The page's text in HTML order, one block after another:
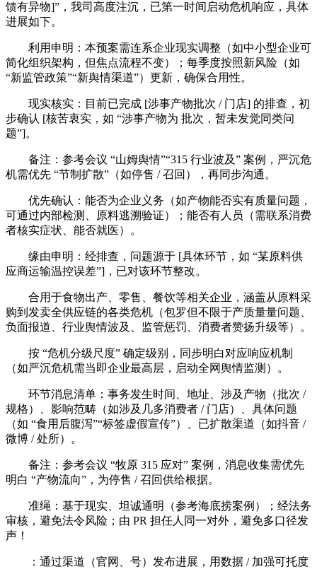
馈有异物]”，我司高度注沉，已第一时间启动危机响应，具体
进展如下。
利用申明：本预案需连系企业现实调整（如中小型企业可
简化组织架构，但焦点流程不变）；每季度按照新风险（如
“新监管政策”“新舆情渠道”）更新，确保合用性。
现实核实：目前已完成 [涉事产物批次 / 门店] 的排查，初
步确认 [核苦衷实，如 “涉事产物为 批次，暂未发觉同类问
题”]。
备注：参考会议 “山姆舆情”“315 行业波及” 案例，严沉危
机需优先 “节制扩散”（如停售 / 召回），再同步沟通。
优先确认：能否为企业义务（如产物能否实有质量问题，
可通过内部检测、原料逃溯验证）；能否有人员（需联系消费
者核实症状、能否就医）。
缘由申明：经排查，问题源于 [具体环节，如 “某原料供
应商运输温控误差”]，已对该环节整改。
合用于食物出产、零售、餐饮等相关企业，涵盖从原料采
购到发卖全供应链的各类危机（包罗但不限于产质量量问题、
负面报道、行业舆情波及、监管惩罚、消费者赞扬升级等）。
按 “危机分级尺度” 确定级别，同步明白对应响应机制
（如严沉危机需当即企业最高层，启动全网舆情监测）。
环节消息清单：事务发生时间、地址、涉及产物（批次 /
规格）、影响范畴（如涉及几多消费者 / 门店）、具体问题
（如 “食用后腹泻”“标签虚假宣传”）、已扩散渠道（如抖音 /
微博 / 处所）。
备注：参考会议 “牧原 315 应对” 案例，消息收集需优先
明白 “产物流向”，为停售 / 召回供给根据。
准绳：基于现实、坦诚通明（参考海底捞案例）；经法务
审核，避免法令风险；由 PR 担任人同一对外，避免多口径发
声！
：通过渠道（官网、号）发布进展，用数据 / 加强可托度